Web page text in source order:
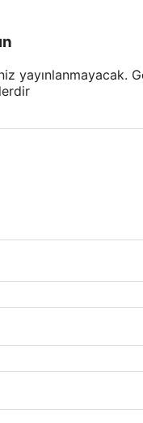
yayınlanmayacak.